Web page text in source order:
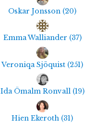
Oskar Jonsson (20)
Emma Walliander (37)
Veroniqa Sjöquist (251)
Ida Ömalm Ronvall (19)
Hien Ekeroth (31)